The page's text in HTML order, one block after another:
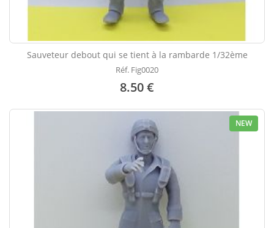
Sauveteur debout qui se tient à la rambarde 1/32ème
Réf. Fig0020
8.50 €
NEW